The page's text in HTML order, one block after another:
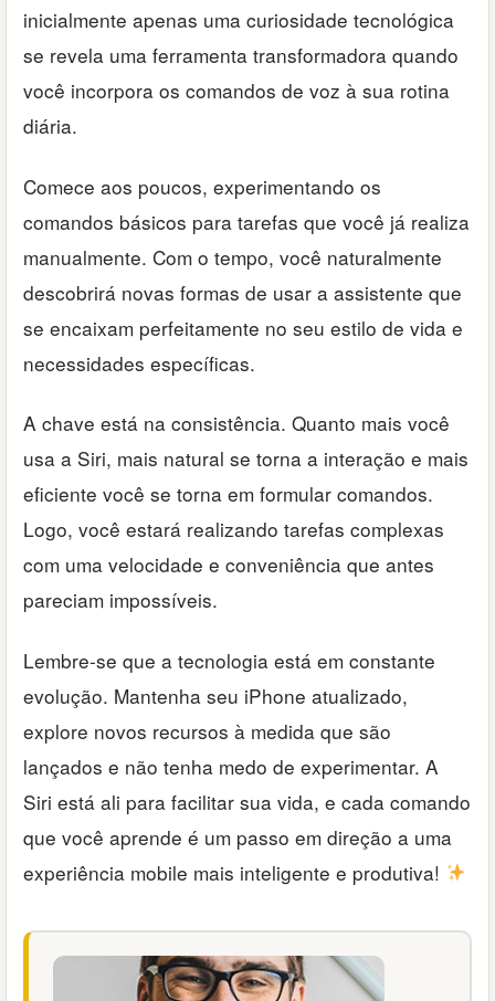
inicialmente apenas uma curiosidade tecnológica
se revela uma ferramenta transformadora quando
você incorpora os comandos de voz à sua rotina
diária.
Comece aos poucos, experimentando os
comandos básicos para tarefas que você já realiza
manualmente. Com o tempo, você naturalmente
descobrirá novas formas de usar a assistente que
se encaixam perfeitamente no seu estilo de vida e
necessidades específicas.
A chave está na consistência. Quanto mais você
usa a Siri, mais natural se torna a interação e mais
eficiente você se torna em formular comandos.
Logo, você estará realizando tarefas complexas
com uma velocidade e conveniência que antes
pareciam impossíveis.
Lembre-se que a tecnologia está em constante
evolução. Mantenha seu iPhone atualizado,
explore novos recursos à medida que são
lançados e não tenha medo de experimentar. A
Siri está ali para facilitar sua vida, e cada comando
que você aprende é um passo em direção a uma
experiência mobile mais inteligente e produtiva!